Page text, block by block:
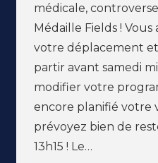
médicale,
Médaille Fields ! Vous
votre déplacement
partir avant samedi
modifier votre
encore planifié votre
prévoyez bien de
13h15 ! Le…